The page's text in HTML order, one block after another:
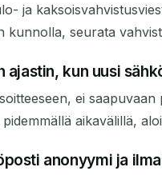
ja
kunnolla, seurata
ajastin, kun uusi
ei
aikavälillä,
anonyymi ja